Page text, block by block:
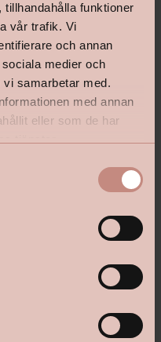
funktioner
vår trafik. Vi
och annan
medier och
samarbetar med.
med annan
eller som de har